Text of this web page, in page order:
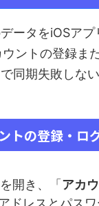
ータをiOSアプ
ントの登録ま
同期失敗しな
トの登録・ロ
開き、「アカ
ドレスとパス